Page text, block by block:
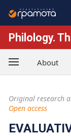
Philology.
About
Original research
Open access